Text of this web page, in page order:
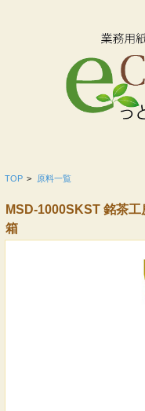
TOP > 原料一覧
MSD-1000SKST 銘茶
箱